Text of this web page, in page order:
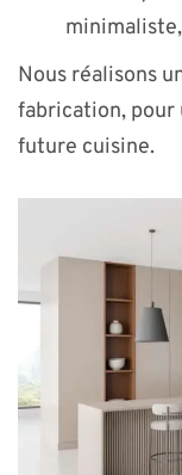
Nous réalisons
fabrication, pour
future cuisine.